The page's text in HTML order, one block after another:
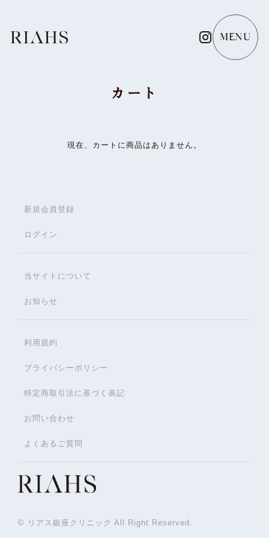
カート
現在、カートに商品はありません。
© リアス銀座クリニック All Right Reserved.
新規会員登録
ログイン
当サイトについて
お知らせ
利用規約
プライバシーポリシー
特定商取引法に基づく表記
お問い合わせ
よくあるご質問